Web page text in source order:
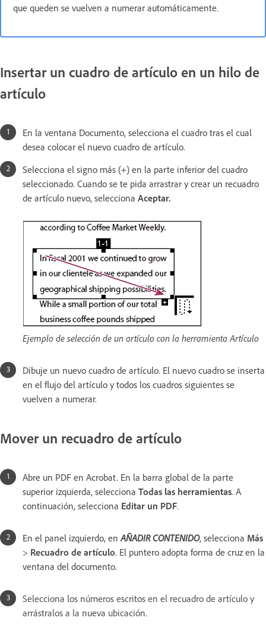
que queden se vuelven a numerar automáticamente.
Insertar un cuadro de artículo en un hilo de
artículo
En la ventana Documento, selecciona el cuadro tras el cual
desea colocar el nuevo cuadro de artículo.
Selecciona el signo más (+) en la parte inferior del cuadro
seleccionado. Cuando se te pida arrastrar y crear un recuadro
de artículo nuevo, selecciona Aceptar.
Ejemplo de selección de un artículo con la herramienta Artículo
Dibuje un nuevo cuadro de artículo. El nuevo cuadro se inserta
en el flujo del artículo y todos los cuadros siguientes se
vuelven a numerar.
Mover un recuadro de artículo
Abre un PDF en Acrobat. En la barra global de la parte
superior izquierda, selecciona Todas las herramientas. A
continuación, selecciona Editar un PDF.
En el panel izquierdo, en AÑADIR CONTENIDO, selecciona Más
> Recuadro de artículo. El puntero adopta forma de cruz en la
ventana del documento.
Selecciona los números escritos en el recuadro de artículo y
arrástralos a la nueva ubicación.